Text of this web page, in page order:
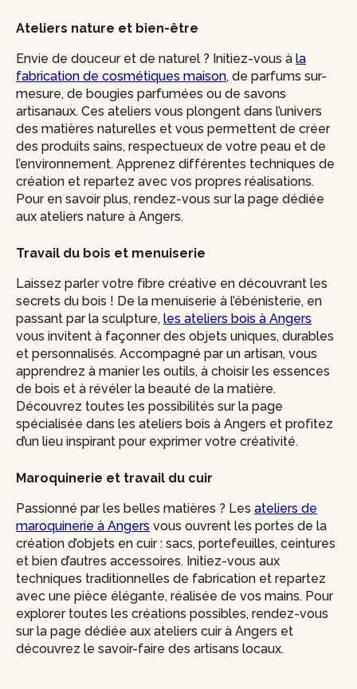
Ateliers nature et bien-être
Envie de douceur et de naturel ? Initiez-vous à la
fabrication de cosmétiques maison, de parfums sur-
mesure, de bougies parfumées ou de savons
artisanaux. Ces ateliers vous plongent dans l’univers
des matières naturelles et vous permettent de créer
des produits sains, respectueux de votre peau et de
l’environnement. Apprenez différentes techniques de
création et repartez avec vos propres réalisations.
Pour en savoir plus, rendez-vous sur la page dédiée
aux ateliers nature à Angers.
Travail du bois et menuiserie
Laissez parler votre fibre créative en découvrant les
secrets du bois ! De la menuiserie à l’ébénisterie, en
passant par la sculpture, les ateliers bois à Angers
vous invitent à façonner des objets uniques, durables
et personnalisés. Accompagné par un artisan, vous
apprendrez à manier les outils, à choisir les essences
de bois et à révéler la beauté de la matière.
Découvrez toutes les possibilités sur la page
spécialisée dans les ateliers bois à Angers et profitez
d’un lieu inspirant pour exprimer votre créativité.
Maroquinerie et travail du cuir
Passionné par les belles matières ? Les ateliers de
maroquinerie à Angers vous ouvrent les portes de la
création d’objets en cuir : sacs, portefeuilles, ceintures
et bien d’autres accessoires. Initiez-vous aux
techniques traditionnelles de fabrication et repartez
avec une pièce élégante, réalisée de vos mains. Pour
explorer toutes les créations possibles, rendez-vous
sur la page dédiée aux ateliers cuir à Angers et
découvrez le savoir-faire des artisans locaux.